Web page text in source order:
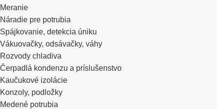
Meranie
Náradie pre potrubia
Spájkovanie, detekcia úniku
Vákuovačky, odsávačky, váhy
Rozvody chladiva
Čerpadlá kondenzu a príslušenstvo
Kaučukové izolácie
Konzoly, podložky
Medené potrubia